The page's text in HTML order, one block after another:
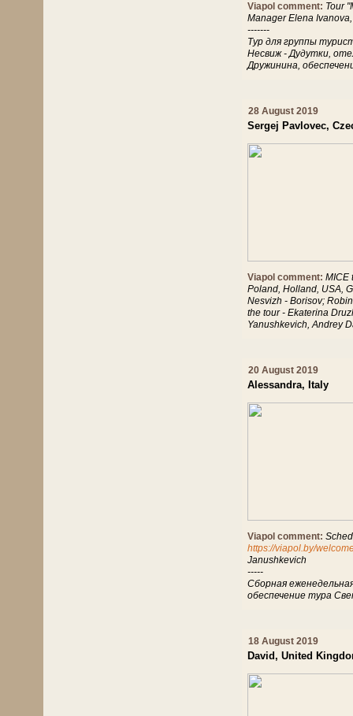
Viapol comment: Tour
Manager Elena
-------
Тур для группы
Несвиж - Дудутки,
Дружинина,
28 August 2019
Sergej Pavlovec,
Viapol comment: MICE
Poland, Holland, USA,
Nesvizh - Borisov;
the tour - Ekaterina
Yanushkevich, Andrey
20 August 2019
Alessandra, Italy
Viapol comment:
https://viapol.by/
Janushkevich
-----
Сборная
обеспечение тура
18 August 2019
David, United